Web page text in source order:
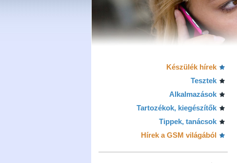
Készülék hírek
Tesztek
Alkalmazások
Tartozékok, kiegészítők
Tippek, tanácsok
Hírek a GSM világából